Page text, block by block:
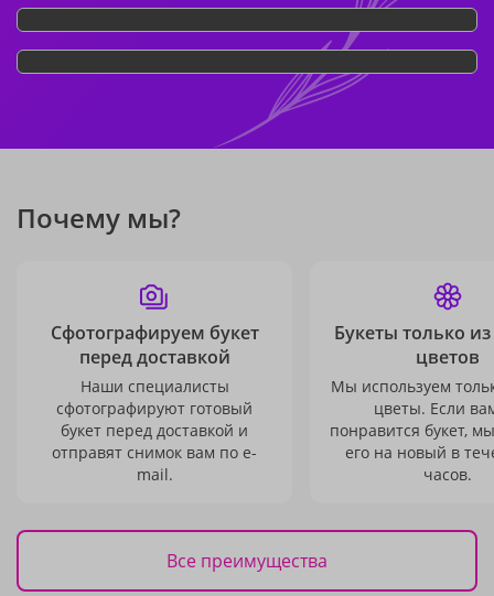
Почему мы?
Сфотографируем букет
перед доставкой
Наши специалисты
сфотографируют готовый
букет перед доставкой и
отправят снимок вам по e-
mail.
Букеты только
цветов
Мы используем
цветы. Если
понравится букет,
его на новый в
часов.
Все преимущества